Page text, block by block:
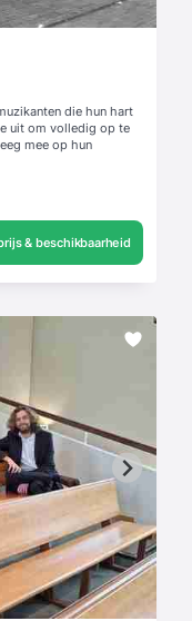
die hun hart
uit om volledig op te
mee op hun
& beschikbaarheid